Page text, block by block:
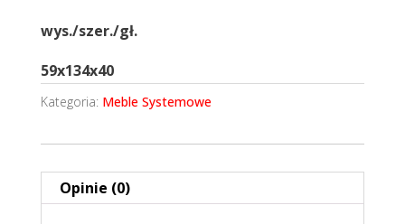
wys./szer./gł.
59x134x40
Kategoria: Meble Systemowe
Opinie (0)